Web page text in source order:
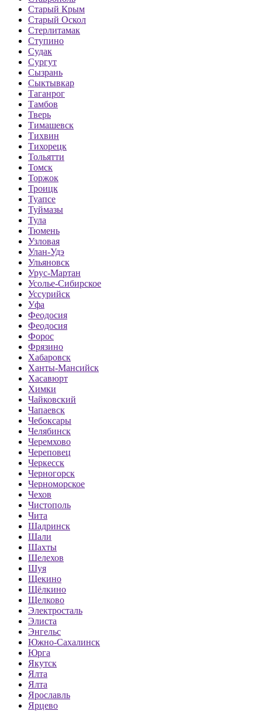
Старый Крым
Старый Оскол
Стерлитамак
Ступино
Судак
Сургут
Сызрань
Сыктывкар
Таганрог
Тамбов
Тверь
Тимашевск
Тихвин
Тихорецк
Тольятти
Томск
Торжок
Троицк
Туапсе
Туймазы
Тула
Тюмень
Узловая
Улан-Удэ
Ульяновск
Урус-Мартан
Усолье-Сибирское
Уссурийск
Уфа
Феодосия
Феодосия
Форос
Фрязино
Хабаровск
Ханты-Мансийск
Хасавюрт
Химки
Чайковский
Чапаевск
Чебоксары
Челябинск
Черемхово
Череповец
Черкесск
Черногорск
Черноморское
Чехов
Чистополь
Чита
Шадринск
Шали
Шахты
Шелехов
Шуя
Щекино
Щёлкино
Щелково
Электросталь
Элиста
Энгельс
Южно-Сахалинск
Юрга
Якутск
Ялта
Ялта
Ярославль
Ярцево